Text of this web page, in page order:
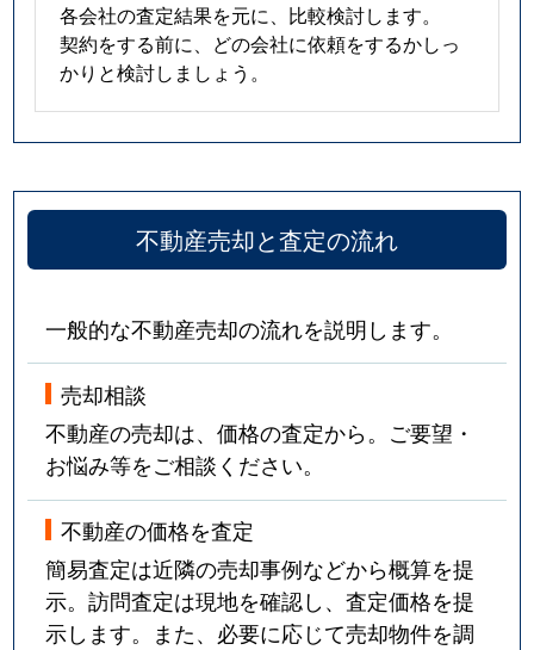
各会社の査定結果を元に、比較検討します。
契約をする前に、どの会社に依頼をするかしっ
かりと検討しましょう。
不動産売却と査定の流れ
一般的な不動産売却の流れを説明します。
売却相談
不動産の売却は、価格の査定から。ご要望・
お悩み等をご相談ください。
不動産の価格を査定
簡易査定は近隣の売却事例などから概算を提
示。訪問査定は現地を確認し、査定価格を提
示します。また、必要に応じて売却物件を調